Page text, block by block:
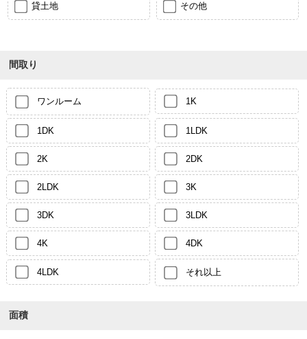
貸土地 その他
間取り
ワンルーム 1K
1DK 1LDK
2K 2DK
2LDK 3K
3DK 3LDK
4K 4DK
4LDK それ以上
面積